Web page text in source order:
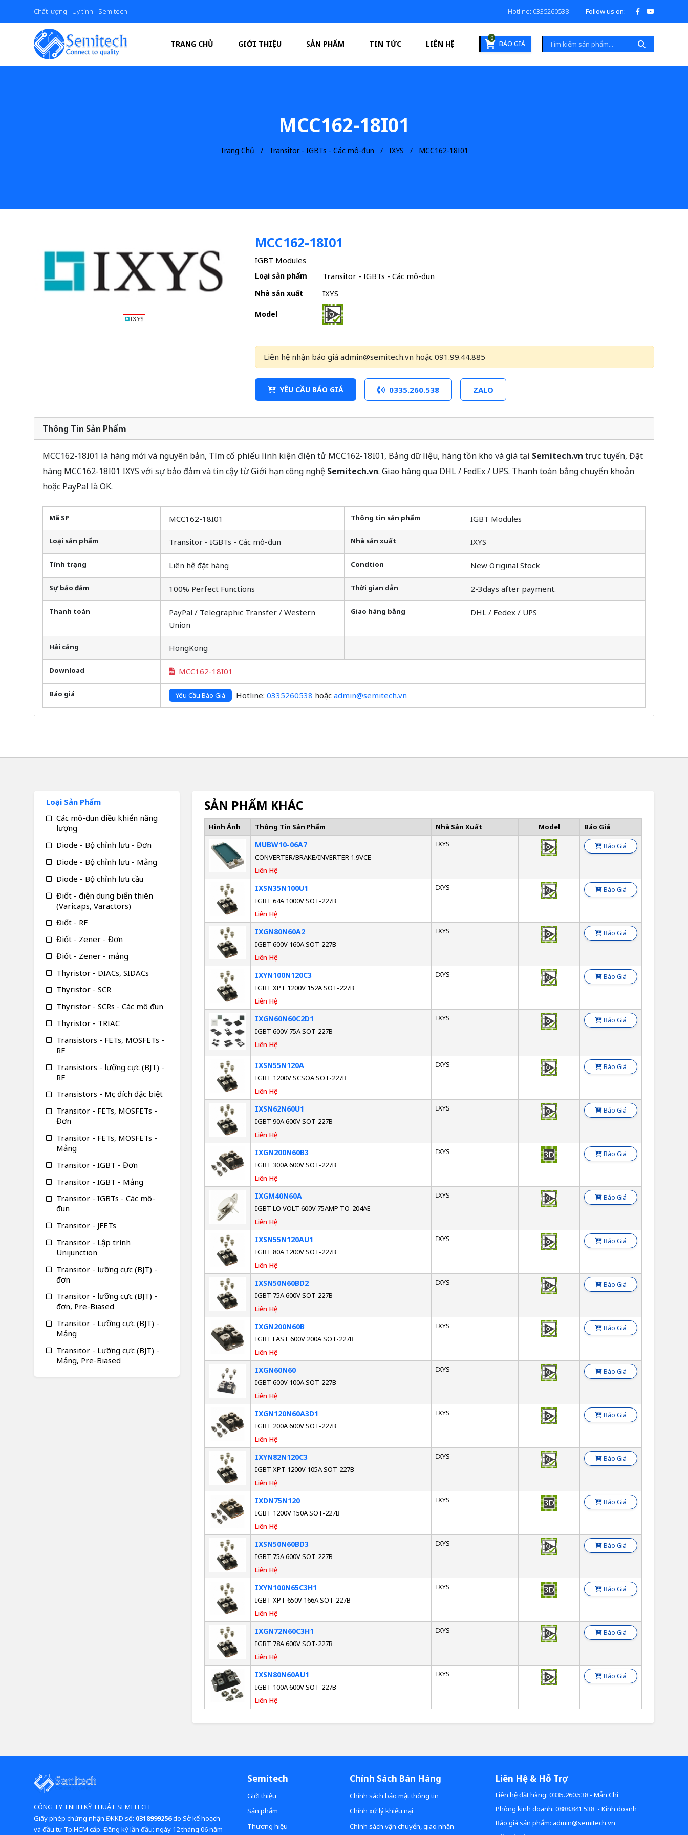
Chất lượng - Uy tính - Semitech Hotline: 0335260538 Follow us on:
TRANG CHỦ GIỚI THIỆU SẢN PHẨM TIN TỨC LIÊN HỆ
0
BÁO GIÁ
MCC162-18I01
Trang Chủ Transitor - IGBTs - Các mô-đun IXYS MCC162-18I01
MCC162-18I01
IGBT Modules
Loại sản phẩm Transitor - IGBTs - Các mô-đun
Nhà sản xuất IXYS
Model
Liên hệ nhận báo giá admin@semitech.vn hoặc 091.99.44.885
YÊU CẦU BÁO GIÁ 0335.260.538 ZALO
Thông Tin Sản Phẩm
MCC162-18I01 là hàng mới và nguyên bản, Tìm cổ phiếu linh kiện điện tử MCC162-18I01, Bảng dữ liệu, hàng tồn kho và giá tại Semitech.vn trực tuyến, Đặt
hàng MCC162-18I01 IXYS với sự bảo đảm và tin cậy từ Giới hạn công nghệ Semitech.vn. Giao hàng qua DHL / FedEx / UPS. Thanh toán bằng chuyển khoản
hoặc PayPal là OK.
Mã SP MCC162-18I01 Thông tin sản phẩm IGBT Modules
Loại sản phẩm Transitor - IGBTs - Các mô-đun Nhà sản xuất IXYS
Tình trạng Liên hệ đặt hàng Condtion New Original Stock
Sự bảo đảm 100% Perfect Functions Thời gian dẫn 2-3days after payment.
Thanh toán
PayPal / Telegraphic Transfer / Western
Union
Giao hàng bằng DHL / Fedex / UPS
Hải cảng HongKong
Download MCC162-18I01
Báo giá Yêu Cầu Báo Giá Hotline: 0335260538 hoặc admin@semitech.vn
SẢN PHẨM KHÁC
Hình Ảnh Thông Tin Sản Phẩm Nhà Sản Xuất Model Báo Giá
MUBW10-06A7
CONVERTER/BRAKE/INVERTER 1.9VCE
Liên Hệ
IXYS Báo Giá
IXSN35N100U1
IGBT 64A 1000V SOT-227B
Liên Hệ
IXYS Báo Giá
IXGN80N60A2
IGBT 600V 160A SOT-227B
Liên Hệ
IXYS Báo Giá
IXYN100N120C3
IGBT XPT 1200V 152A SOT-227B
Liên Hệ
IXYS Báo Giá
IXGN60N60C2D1
IGBT 600V 75A SOT-227B
Liên Hệ
IXYS Báo Giá
IXSN55N120A
IGBT 1200V SCSOA SOT-227B
Liên Hệ
IXYS Báo Giá
IXSN62N60U1
IGBT 90A 600V SOT-227B
Liên Hệ
IXYS Báo Giá
IXGN200N60B3
IGBT 300A 600V SOT-227B
Liên Hệ
IXYS Báo Giá
IXGM40N60A
IGBT LO VOLT 600V 75AMP TO-204AE
Liên Hệ
IXYS Báo Giá
IXSN55N120AU1
IGBT 80A 1200V SOT-227B
Liên Hệ
IXYS Báo Giá
IXSN50N60BD2
IGBT 75A 600V SOT-227B
Liên Hệ
IXYS Báo Giá
IXGN200N60B
IGBT FAST 600V 200A SOT-227B
Liên Hệ
IXYS Báo Giá
IXGN60N60
IGBT 600V 100A SOT-227B
Liên Hệ
IXYS Báo Giá
IXGN120N60A3D1
IGBT 200A 600V SOT-227B
Liên Hệ
IXYS Báo Giá
IXYN82N120C3
IGBT XPT 1200V 105A SOT-227B
Liên Hệ
IXYS Báo Giá
IXDN75N120
IGBT 1200V 150A SOT-227B
Liên Hệ
IXYS Báo Giá
IXSN50N60BD3
IGBT 75A 600V SOT-227B
Liên Hệ
IXYS Báo Giá
IXYN100N65C3H1
IGBT XPT 650V 166A SOT-227B
Liên Hệ
IXYS Báo Giá
IXGN72N60C3H1
IGBT 78A 600V SOT-227B
Liên Hệ
IXYS Báo Giá
IXSN80N60AU1
IGBT 100A 600V SOT-227B
Liên Hệ
IXYS Báo Giá
Loại Sản Phẩm
Các mô-đun điều khiển năng
lượng
Diode - Bộ chỉnh lưu - Đơn
Diode - Bộ chỉnh lưu - Mảng
Diode - Bộ chỉnh lưu cầu
Điốt - điện dung biến thiên
(Varicaps, Varactors)
Điốt - RF
Điốt - Zener - Đơn
Điốt - Zener - mảng
Thyristor - DIACs, SIDACs
Thyristor - SCR
Thyristor - SCRs - Các mô đun
Thyristor - TRIAC
Transistors - FETs, MOSFETs -
RF
Transistors - lưỡng cực (BJT) -
RF
Transistors - Mục đích đặc biệt
Transitor - FETs, MOSFETs -
Đơn
Transitor - FETs, MOSFETs -
Mảng
Transitor - IGBT - Đơn
Transitor - IGBT - Mảng
Transitor - IGBTs - Các mô-
đun
Transitor - JFETs
Transitor - Lập trình
Unijunction
Transitor - lưỡng cực (BJT) -
đơn
Transitor - lưỡng cực (BJT) -
đơn, Pre-Biased
Transitor - Lưỡng cực (BJT) -
Mảng
Transitor - Lưỡng cực (BJT) -
Mảng, Pre-Biased
CÔNG TY TNHH KỸ THUẬT SEMITECH
Giấy phép chứng nhận ĐKKD số: 0318999256do Sở kế hoạch
và đầu tư Tp.HCM cấp. Đăng ký lần đầu: ngày 12 tháng 06 năm
Semitech
Giới thiệu
Sản phẩm
Thương hiệu
Chính Sách Bán Hàng
Chính sách bảo mật thông tin
Chính xử lý khiếu nại
Chính sách vận chuyển, giao nhận
Liên Hệ & Hỗ Trợ
Liên hệ đặt hàng: 0335.260.538 - Mẫn Chi
Phòng kinh doanh: 0888.841.538 - Kinh doanh
Báo giá sản phẩm: admin@semitech.vn